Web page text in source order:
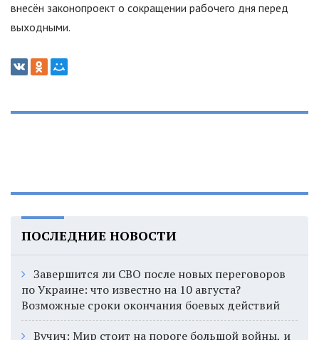
внесён законопроект о сокращении рабочего дня перед
выходными.
ПОСЛЕДНИЕ НОВОСТИ
Завершится ли СВО после новых переговоров
по Украине: что известно на 10 августа?
Возможные сроки окончания боевых действий
Вучич: Мир стоит на пороге большой войны, и